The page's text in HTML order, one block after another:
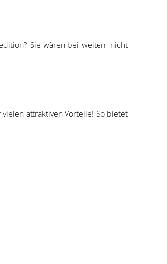
Sie wären bei weitem nicht
vielen attraktiven Vorteile! So bietet